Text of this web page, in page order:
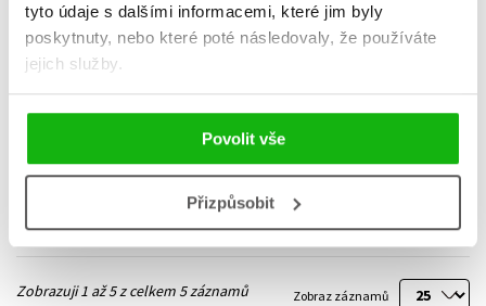
tyto údaje s dalšími informacemi, které jim byly
poskytnuty, nebo které poté následovaly, že používáte
jejich služby.
Povolit vše
Přizpůsobit
Sladké sny, hezky spi
Jaromír Kincl
Josef Lamka,
Libuše Koutná,
Jiří Munk,
Jaroslav Pacovský,
Pavel Teisinger
Pavel Brycz, Pavel Šrut,
Do košíku
Zobraz záznamů
Zobrazuji 1 až 5 z celkem 5 záznamů